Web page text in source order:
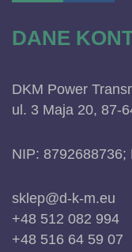
DANE
DKM Power
ul. 3 Maja 20, 87-
NIP: 8792688736;
sklep@d-k-m.eu
+48 512 082 994
+48 516 64 59 07